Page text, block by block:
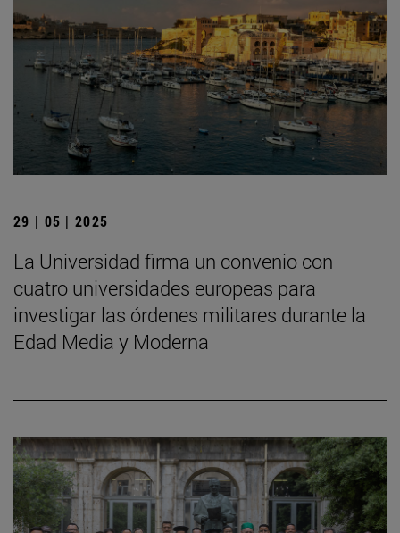
29 | 05 | 2025
La Universidad firma un convenio con
cuatro universidades europeas para
investigar las órdenes militares durante la
Edad Media y Moderna